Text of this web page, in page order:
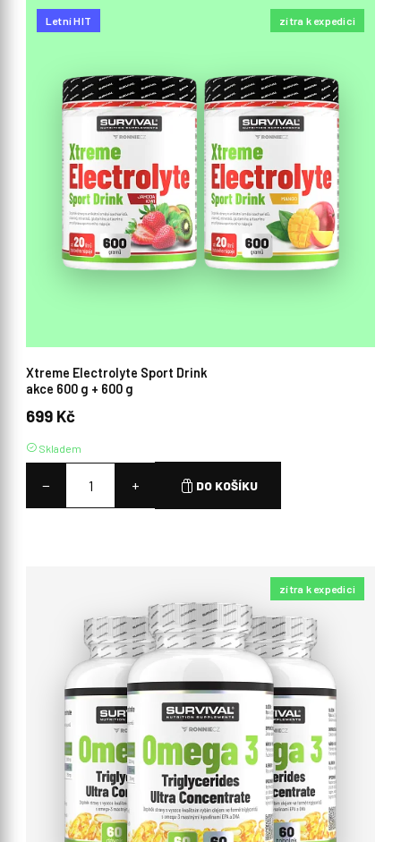
Letní HIT zítra k expedici
Xtreme Electrolyte Sport Drink
akce 600 g + 600 g
699 Kč
Skladem
− + DO KOŠÍKU
zítra k expedici